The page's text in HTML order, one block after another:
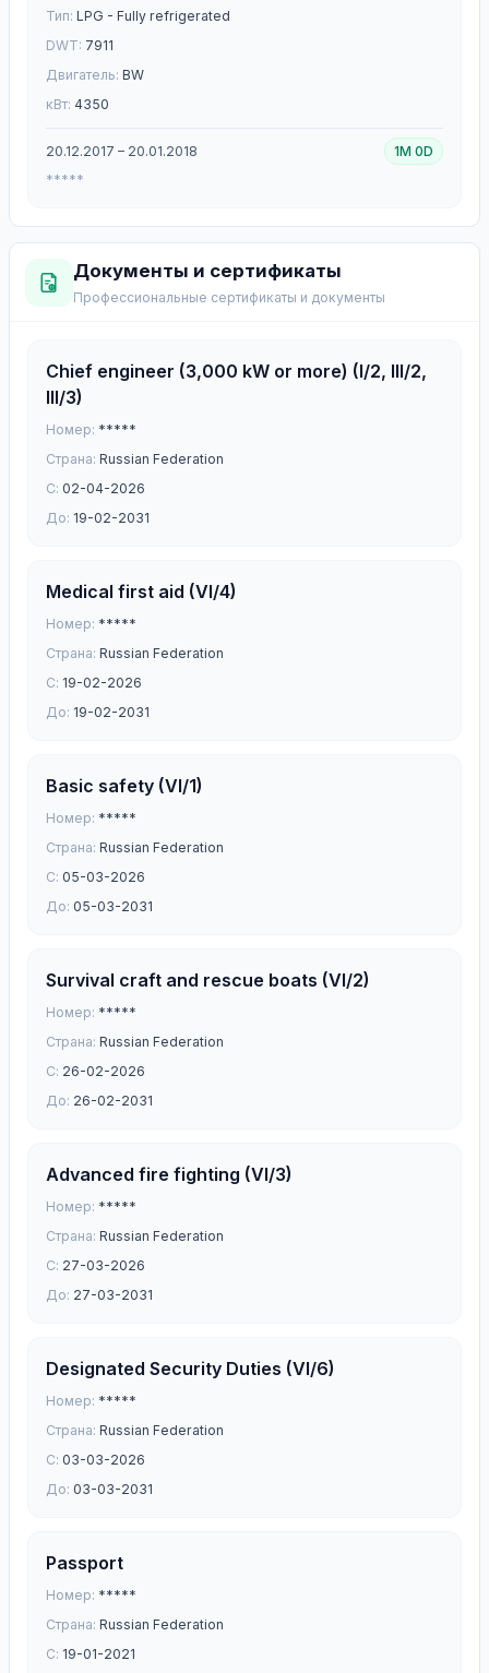
Тип: LPG - Fully refrigerated
DWT: 7911
Двигатель: BW
кВт: 4350
20.12.2017 – 20.01.2018
1M 0D
*****
Документы и сертификаты
Профессиональные сертификаты и документы
Chief engineer (3,000 kW or more) (I/2, III/2,
III/3)
Номер: *****
Страна: Russian Federation
С: 02-04-2026
До: 19-02-2031
Medical first aid (VI/4)
Номер: *****
Страна: Russian Federation
С: 19-02-2026
До: 19-02-2031
Basic safety (VI/1)
Номер: *****
Страна: Russian Federation
С: 05-03-2026
До: 05-03-2031
Survival craft and rescue boats (VI/2)
Номер: *****
Страна: Russian Federation
С: 26-02-2026
До: 26-02-2031
Advanced fire fighting (VI/3)
Номер: *****
Страна: Russian Federation
С: 27-03-2026
До: 27-03-2031
Designated Security Duties (VI/6)
Номер: *****
Страна: Russian Federation
С: 03-03-2026
До: 03-03-2031
Passport
Номер: *****
Страна: Russian Federation
С: 19-01-2021